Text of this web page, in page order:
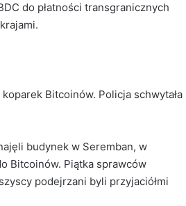
do płatności transgranicznych
Bitcoinów. Policja schwytała
budynek w Seremban, w
Bitcoinów. Piątka sprawców
podejrzani byli przyjaciółmi